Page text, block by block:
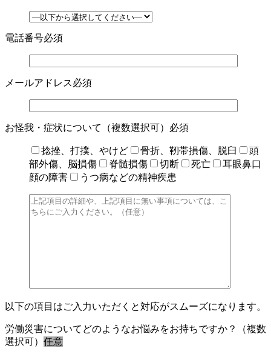
電話番号必須
メールアドレス必須
お怪我・症状について（複数選択可） 必須
捻挫、打撲、やけど 骨折、靭帯損傷、脱臼
頭
部外傷、脳損傷
脊髄損傷 切断 死亡
耳眼鼻口
顔の障害
うつ病などの精神疾患
以下の項目はご入力いただくと対応がスムーズになります。
労働災害についてどのようなお悩みをお持ちですか？（複数
選択可） 任意